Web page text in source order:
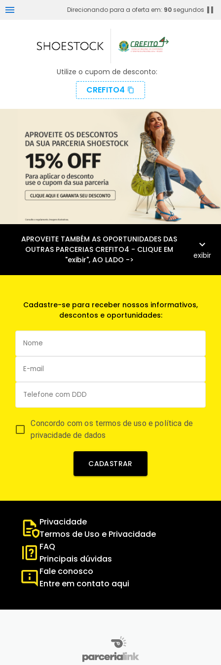
menu Direcionando para a oferta em: 90 segundos pause
Utilize o cupom de desconto:
CREFITO4 content_copy
APROVEITE TAMBÉM AS OPORTUNIDADES DAS
OUTRAS PARCERIAS CREFITO4 - CLIQUE EM
"exibir", AO LADO ->
expand_more
exibir
Cadastre-se para receber nossos informativos,
descontos e oportunidades:
Concordo com os termos de uso e política de
privacidade de dados
CADASTRAR
Privacidade
Termos de Uso e Privacidade
FAQ
Principais dúvidas
Fale conosco
Entre em contato aqui